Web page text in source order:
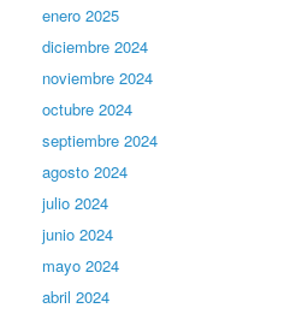
enero 2025
diciembre 2024
noviembre 2024
octubre 2024
septiembre 2024
agosto 2024
julio 2024
junio 2024
mayo 2024
abril 2024